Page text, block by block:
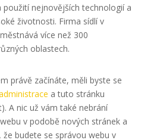
použití nejnovějších technologií a
životnosti. Firma sídlí v
více než 300
oblastech.
právě začínáte, měli byste se
a tuto stránku
A nic už vám také nebrání
v podobě nových stránek a
budete se správou webu v